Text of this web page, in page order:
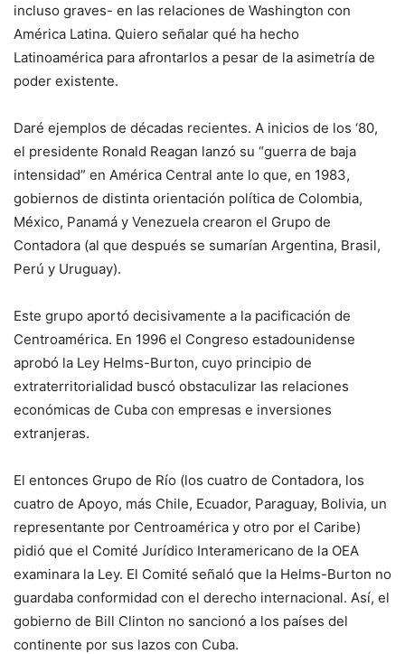
incluso graves- en las relaciones de Washington con
América Latina. Quiero señalar qué ha hecho
Latinoamérica para afrontarlos a pesar de la asimetría de
poder existente.
Daré ejemplos de décadas recientes. A inicios de los ‘80,
el presidente Ronald Reagan lanzó su “guerra de baja
intensidad” en América Central ante lo que, en 1983,
gobiernos de distinta orientación política de Colombia,
México, Panamá y Venezuela crearon el Grupo de
Contadora (al que después se sumarían Argentina, Brasil,
Perú y Uruguay).
Este grupo aportó decisivamente a la pacificación de
Centroamérica. En 1996 el Congreso estadounidense
aprobó la Ley Helms-Burton, cuyo principio de
extraterritorialidad buscó obstaculizar las relaciones
económicas de Cuba con empresas e inversiones
extranjeras.
El entonces Grupo de Río (los cuatro de Contadora, los
cuatro de Apoyo, más Chile, Ecuador, Paraguay, Bolivia, un
representante por Centroamérica y otro por el Caribe)
pidió que el Comité Jurídico Interamericano de la OEA
examinara la Ley. El Comité señaló que la Helms-Burton no
guardaba conformidad con el derecho internacional. Así, el
gobierno de Bill Clinton no sancionó a los países del
continente por sus lazos con Cuba.